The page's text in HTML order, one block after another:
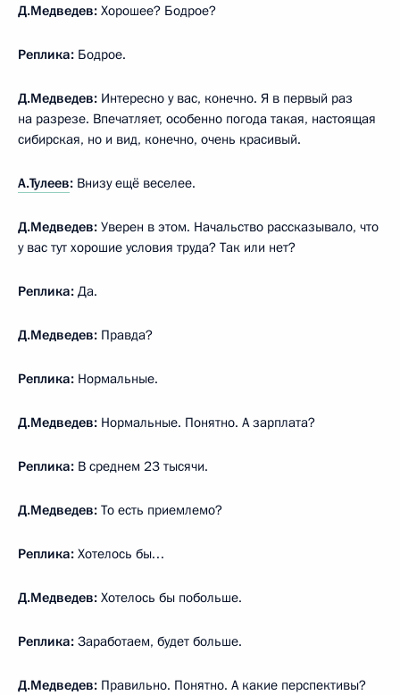
Д.Медведев: Хорошее? Бодрое?
Реплика: Бодрое.
Д.Медведев: Интересно у вас, конечно. Я в первый раз
на разрезе. Впечатляет, особенно погода такая, настоящая
сибирская, но и вид, конечно, очень красивый.
А.Тулеев: Внизу ещё веселее.
Д.Медведев: Уверен в этом. Начальство рассказывало, что
у вас тут хорошие условия труда? Так или нет?
Реплика: Да.
Д.Медведев: Правда?
Реплика: Нормальные.
Д.Медведев: Нормальные. Понятно. А зарплата?
Реплика: В среднем 23 тысячи.
Д.Медведев: То есть приемлемо?
Реплика: Хотелось бы…
Д.Медведев: Хотелось бы побольше.
Реплика: Заработаем, будет больше.
Д.Медведев: Правильно. Понятно. А какие перспективы?